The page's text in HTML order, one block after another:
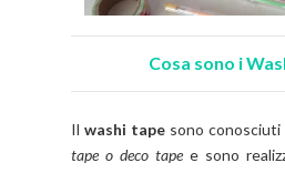
Cosa sono i
Il washi tape sono conosciuti
tape o deco tape e sono